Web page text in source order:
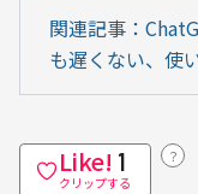
関連記事：
も遅くない、使
Like! 1
クリップする
？